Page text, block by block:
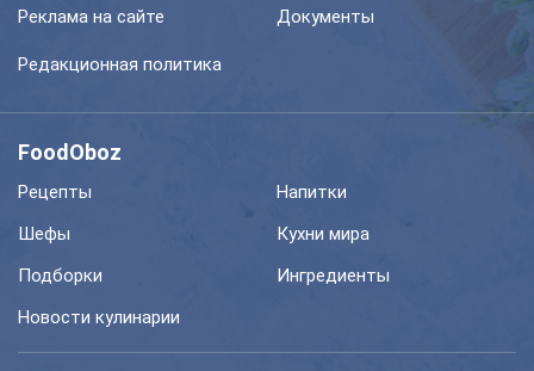
Реклама на сайте Документы
Редакционная политика
FoodOboz
Рецепты
Напитки
Шефы
Кухни мира
Подборки
Ингредиенты
Новости кулинарии